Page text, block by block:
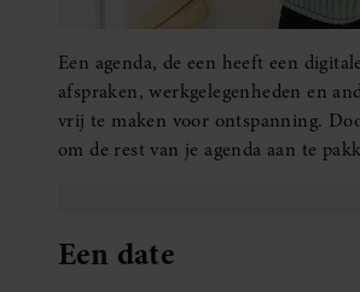
Een agenda, de een heeft een
afspraken, werkgelegenheden en
vrij te maken voor ontspanning.
om de rest van je agenda aan te
Een date